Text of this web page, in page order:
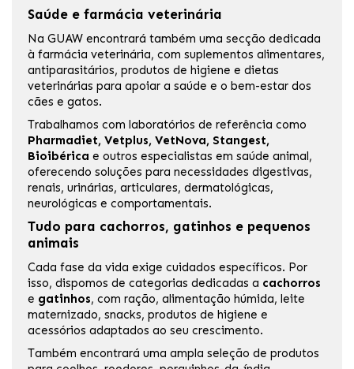
Saúde e farmácia veterinária
Na GUAW encontrará também uma secção dedicada
à farmácia veterinária, com suplementos alimentares,
antiparasitários, produtos de higiene e dietas
veterinárias para apoiar a saúde e o bem-estar dos
cães e gatos.
Trabalhamos com laboratórios de referência como
Pharmadiet, Vetplus, VetNova, Stangest,
Bioibérica e outros especialistas em saúde animal,
oferecendo soluções para necessidades digestivas,
renais, urinárias, articulares, dermatológicas,
neurológicas e comportamentais.
Tudo para cachorros, gatinhos e pequenos
animais
Cada fase da vida exige cuidados específicos. Por
isso, dispomos de categorias dedicadas a cachorros
e gatinhos, com ração, alimentação húmida, leite
maternizado, snacks, produtos de higiene e
acessórios adaptados ao seu crescimento.
Também encontrará uma ampla seleção de produtos